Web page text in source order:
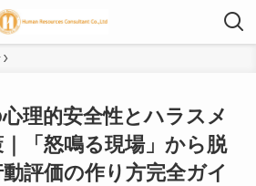
理的安全性とハラスメ
「怒鳴る現場」から脱
評価の作り方完全ガイ